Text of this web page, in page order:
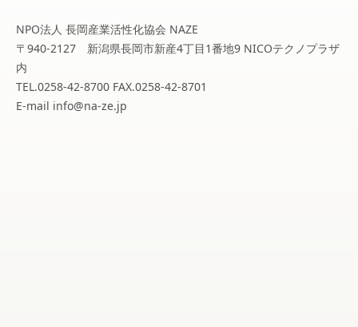
NPO法人 長岡産業活性化協会 NAZE
〒940-2127 新潟県長岡市新産4丁目1番地9 NICOテクノプラザ
内
TEL.0258-42-8700 FAX.0258-42-8701
E-mail info@na-ze.jp